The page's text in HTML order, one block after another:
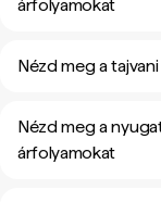
árfolyamokat
Nézd meg a
Nézd meg a
árfolyamokat